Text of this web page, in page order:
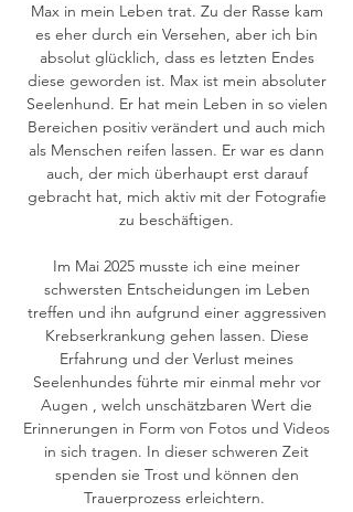
Max in mein Leben trat. Zu der Rasse kam
es eher durch ein Versehen, aber ich bin
absolut glücklich, dass es letzten Endes
diese geworden ist. Max ist mein absoluter
Seelenhund. Er hat mein Leben in so vielen
Bereichen positiv verändert und auch mich
als Menschen reifen lassen. Er war es dann
auch, der mich überhaupt erst darauf
gebracht hat, mich aktiv mit der Fotografie
zu beschäftigen.
Im Mai 2025 musste ich eine meiner
schwersten Entscheidungen im Leben
treffen und ihn aufgrund einer aggressiven
Krebserkrankung gehen lassen. Diese
Erfahrung und der Verlust meines
Seelenhundes führte mir einmal mehr vor
Augen , welch unschätzbaren Wert die
Erinnerungen in Form von Fotos und Videos
in sich tragen. In dieser schweren Zeit
spenden sie Trost und können den
Trauerprozess erleichtern.